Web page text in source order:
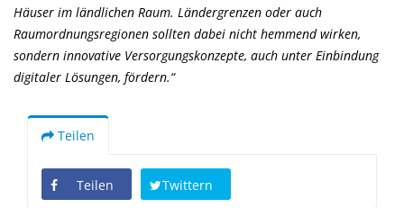
Häuser im ländlichen Raum. Ländergrenzen oder auch
Raumordnungsregionen sollten dabei nicht hemmend wirken,
sondern innovative Versorgungskonzepte, auch unter Einbindung
digitaler Lösungen, fördern.“
Teilen
Teilen Twittern